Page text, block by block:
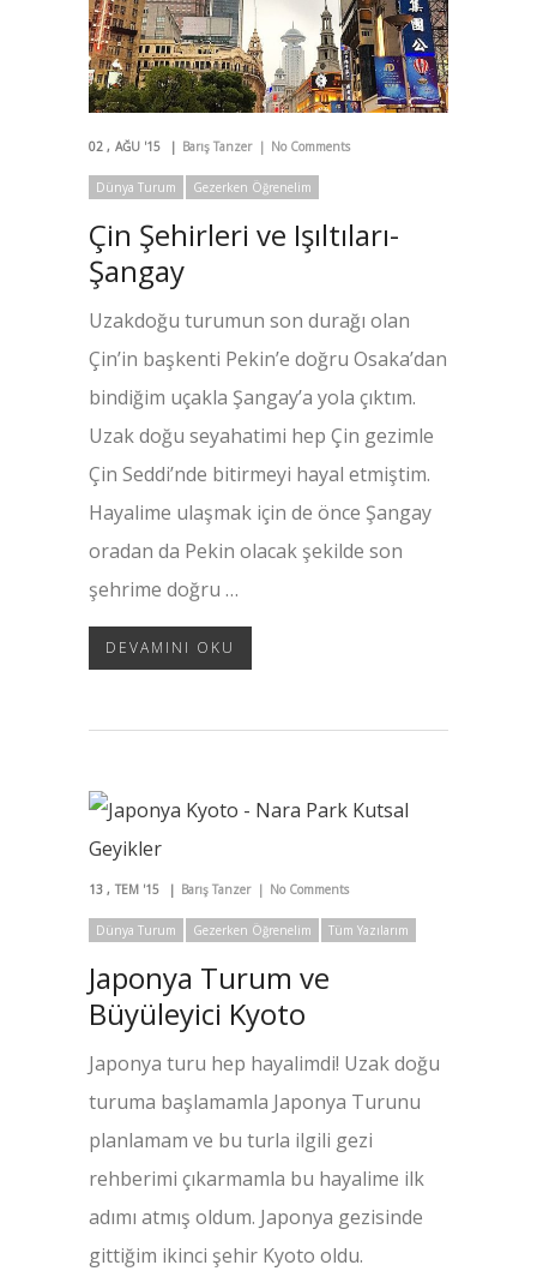
02 AĞU '15 Barış Tanzer No Comments
Dünya Turum Gezerken Öğrenelim
Çin Şehirleri ve Işıltıları-
Şangay
Uzakdoğu turumun son durağı olan
Çin’in başkenti Pekin’e doğru Osaka’dan
bindiğim uçakla Şangay’a yola çıktım.
Uzak doğu seyahatimi hep Çin gezimle
Çin Seddi’nde bitirmeyi hayal etmiştim.
Hayalime ulaşmak için de önce Şangay
oradan da Pekin olacak şekilde son
şehrime doğru …
DEVAMINI OKU
13 TEM '15 Barış Tanzer No Comments
Dünya Turum Gezerken Öğrenelim Tüm Yazılarım
Japonya Turum ve
Büyüleyici Kyoto
Japonya turu hep hayalimdi! Uzak doğu
turuma başlamamla Japonya Turunu
planlamam ve bu turla ilgili gezi
rehberimi çıkarmamla bu hayalime ilk
adımı atmış oldum. Japonya gezisinde
gittiğim ikinci şehir Kyoto oldu.